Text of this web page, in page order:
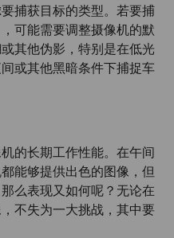
捕获目标的类型。若要捕
可能需要调整摄像机的默
其他伪影，特别是在低光
或其他黑暗条件下捕捉车
的长期工作性能。在午间
能够提供出色的图像，但
么表现又如何呢？无论在
不失为一大挑战，其中要